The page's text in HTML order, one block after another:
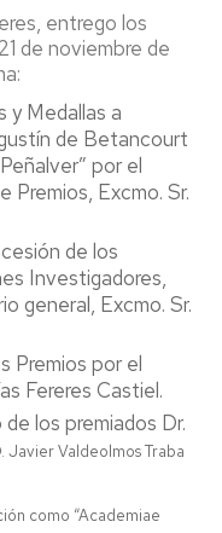
entrego los
de noviembre de
y Medallas a
de Betancourt
por el
Premios, Excmo. Sr.
de los
Investigadores,
general, Excmo. Sr.
Premios por el
Fereres Castiel.
los premiados Dr.
Javier Valdeolmos Traba
como “Academiae